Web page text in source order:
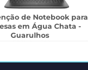
de Notebook para
em Água Chata -
Guarulhos